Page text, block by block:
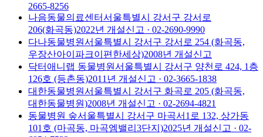
2665-8256
나음동물의료센터서울특별시 강서구 강서로
206(화곡동)2022년 개설신고 · 02-2690-9990
다나동물병원서울특별시 강서구 강서로 254 (화곡동,
우장산아이파크이편한세상)2008년 개설신고
닥터애니랩 동물병원서울특별시 강서구 양천로 424, 1층
126호 (등촌동)2011 년 개설신고 · 02-3665-1838
대한동물병원서울특별시 강서구 화곡로 205 (화곡동,
대한동물병원)2008년 개설신고 · 02-2694-4821
동물병원 숲서울특별시 강서구 마곡서1로 132, 상가동
101호 (마곡동, 마곡엠밸리3단지)2025년 개설신고 · 02-